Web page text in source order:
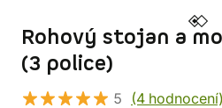
Rohový stojan a
(3 police)
5 (4 hodnocení)